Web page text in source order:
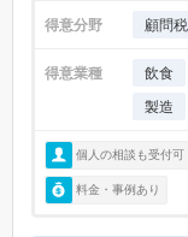
得意分野 顧問
得意業種 飲食
製造
個人の相談も受付可
料金・事例あり